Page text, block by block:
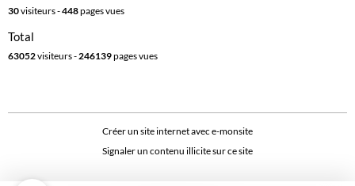
30visiteurs -448pages vues
Total
63052visiteurs -246139pages vues
Créer un site internet avec e-monsite
Signaler un contenu illicite sur ce site